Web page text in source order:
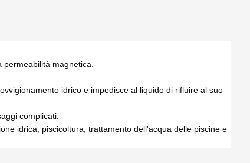
magnetica.
idrico e impedisce al liquido di rifluire al suo
complicati.
idrica, piscicoltura, trattamento dell'acqua delle piscine e